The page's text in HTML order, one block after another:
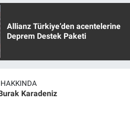
Allianz Türkiye’den acentelerine
Deprem Destek Paketi
Karadeniz